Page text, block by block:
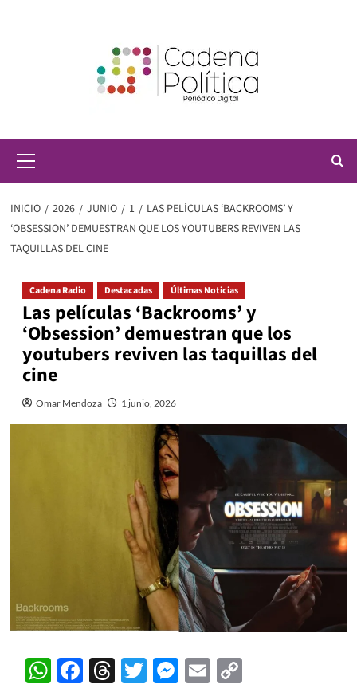
principal
INICIO 2026 JUNIO 1
LAS PELÍCULAS ‘BACKROOMS’ Y
‘OBSESSION’ DEMUESTRAN QUE LOS YOUTUBERS REVIVEN LAS
TAQUILLAS DEL CINE
Cadena Radio Destacadas Últimas Noticias
Las películas ‘Backrooms’ y
‘Obsession’ demuestran que los
youtubers reviven las taquillas del
cine
Omar Mendoza 1 junio, 2026
WhatsApp
Facebook
Threads
Twitter
Messenger
EmailCopy